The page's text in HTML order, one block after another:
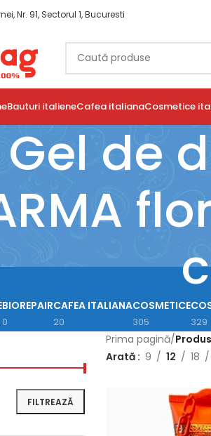
Nr. 91, Sectorul 1, Bucuresti
Bauturi italieneCafea italianaCosmetice
Gel de
BIOREPAIR
0
CAFEA ITALIANA
20
COSMETICE
305 329
FILTREAZĂ
Prima pagină/
Arată
9 12 18